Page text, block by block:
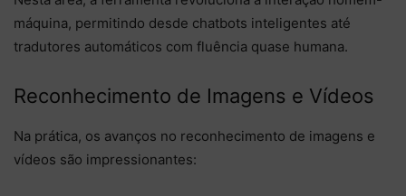
máquina, permitindo desde chatbots inteligentes até
tradutores automáticos com fluência quase humana.
Reconhecimento de Imagens e Vídeos
Na prática, os avanços no reconhecimento de imagens e
vídeos são impressionantes: